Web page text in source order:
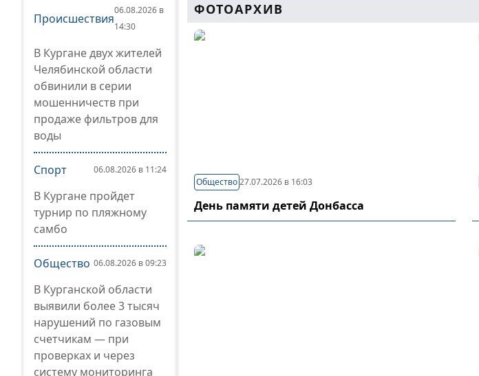
Происшествия
06.08.2026 в
14:30
В Кургане двух жителей
Челябинской области
обвинили в серии
мошенничеств при
продаже фильтров для
воды
Спорт 06.08.2026 в 11:24
В Кургане пройдет
турнир по пляжному
самбо
Общество 06.08.2026 в 09:23
В Курганской области
выявили более 3 тысяч
нарушений по газовым
счетчикам — при
проверках и через
систему мониторинга
ФОТОАРХИВ
Общество27.07.2026 в 16:03
День памяти детей Донбасса